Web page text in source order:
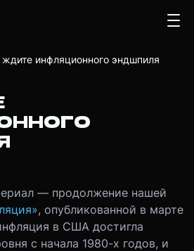
инфляционного эндшпиля
— продолжение нашей
, опубликованной в марте
в США достигла
с начала 1980-х годов, и